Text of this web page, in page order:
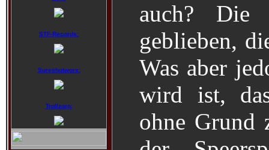
STF-Records:
Sureshotworx:
Trollzorn:
auch? Die
geblieben,
Was aber
wird ist,
ohne Grund